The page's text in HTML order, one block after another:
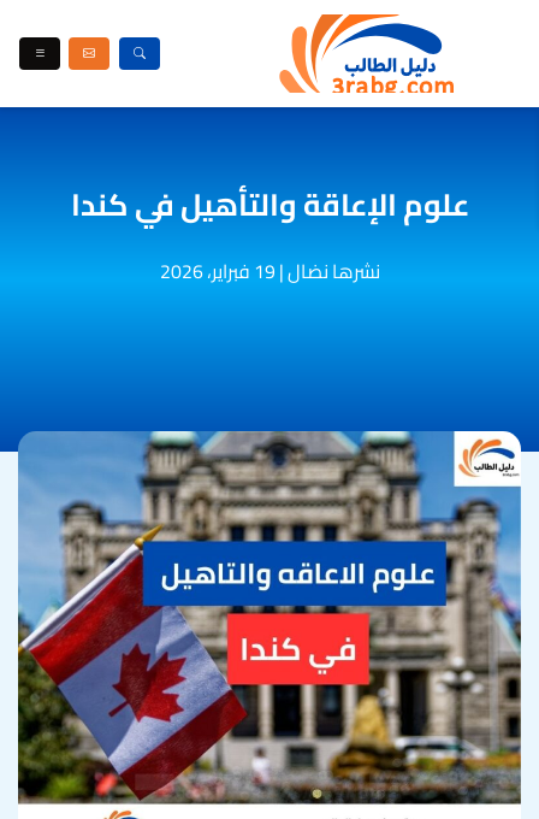
علوم الإعاقة والتأهيل في كندا
نشرها نضال|19 فبراير، 2026